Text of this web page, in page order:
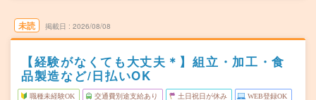
未読 掲載日 2026/08/08
【経験がなくても大丈夫＊】組立・加工・食
品製造など/日払いOK
職種未経験OK 交通費別途支給あり 土日祝日が休み WEB登録OK